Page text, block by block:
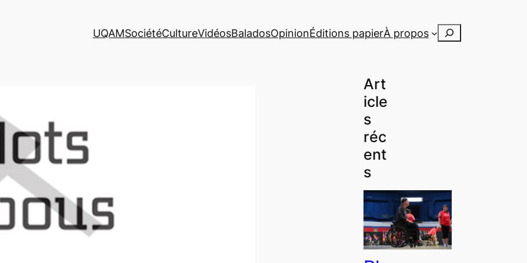
UQAMSociétéCultureVidéosBaladosOpinionÉditions papierÀ propos Rechercher
Art
icle
s
réc
ent
s